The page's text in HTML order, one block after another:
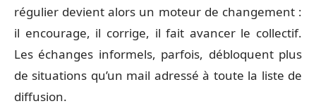
régulier devient alors un moteur de changement :
il encourage, il corrige, il fait avancer le collectif.
Les échanges informels, parfois, débloquent plus
de situations qu’un mail adressé à toute la liste de
diffusion.